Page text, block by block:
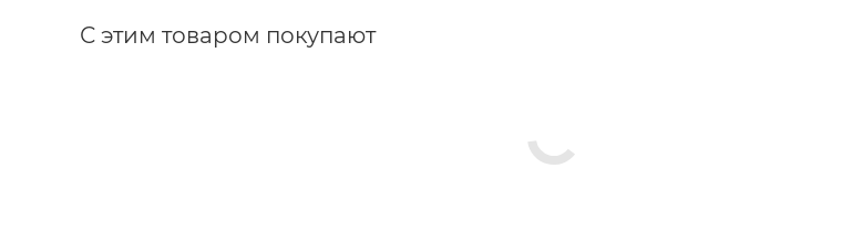
С этим товаром покупают